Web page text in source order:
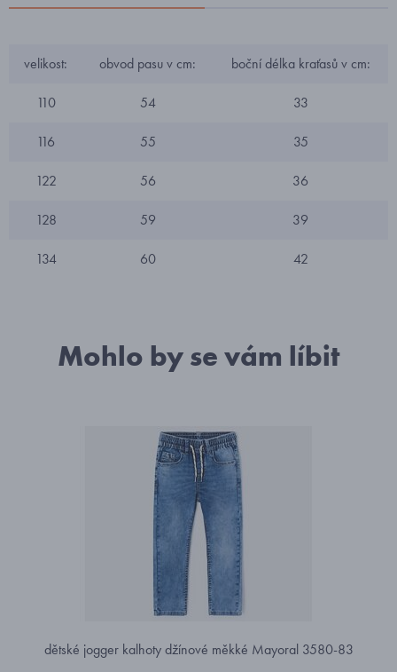
velikost: obvod pasu v cm: boční délka kraťasů v cm:
110 54 33
116 55 35
122 56 36
128 59 39
134 60 42
Mohlo by se vám líbit
dětské jogger kalhoty džínové měkké Mayoral 3580-83